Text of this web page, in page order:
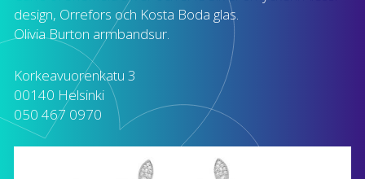
design, Orrefors och Kosta Boda glas.
Olivia Burton armbandsur.
Korkeavuorenkatu 3
00140 Helsinki
050 467 0970